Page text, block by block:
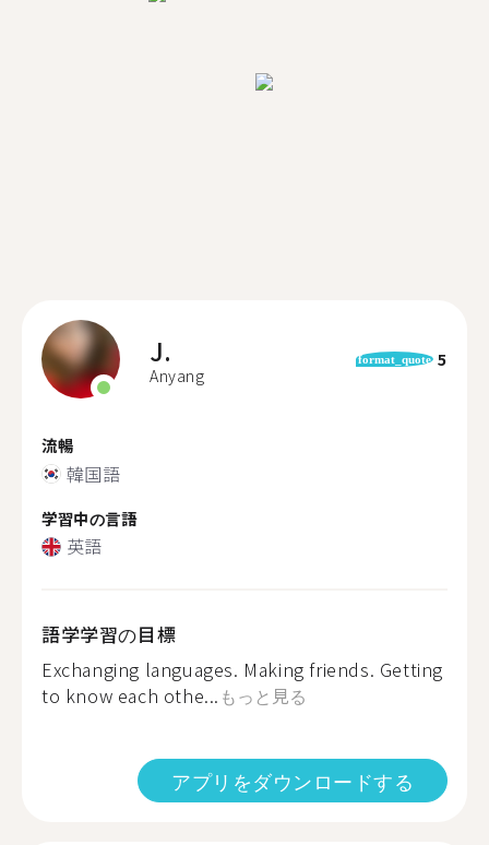
J.
Anyang
format_quote 5
流暢
韓国語
学習中の言語
英語
語学学習の目標
Exchanging languages. Making friends. Getting
to know each othe... もっと見る
アプリをダウンロードする